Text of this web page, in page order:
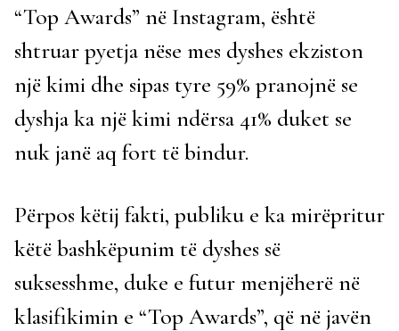
“Top Awards” në Instagram, është
shtruar pyetja nëse mes dyshes ekziston
një kimi dhe sipas tyre 59% pranojnë se
dyshja ka një kimi ndërsa 41% duket se
nuk janë aq fort të bindur.
Përpos këtij fakti, publiku e ka mirëpritur
këtë bashkëpunim të dyshes së
suksesshme, duke e futur menjëherë në
klasifikimin e “Top Awards”, që në javën